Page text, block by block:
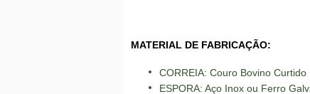
MATERIAL DE FABRICAÇÃO:
CORREIA: Couro Bovino Curtido
ESPORA: Aço Inox ou Ferro